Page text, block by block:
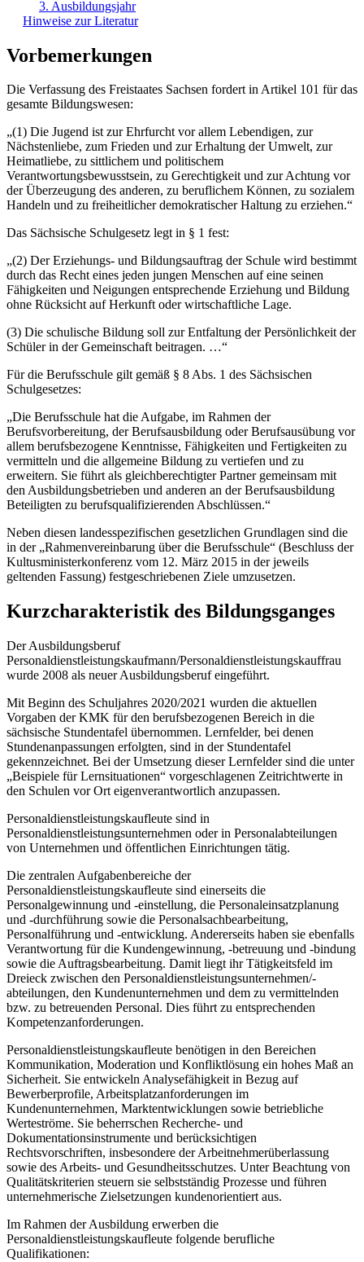
3. Ausbildungsjahr
Hinweise zur Literatur
Vorbemerkungen
Die Verfassung des Freistaates Sachsen fordert in Artikel 101 für das
gesamte Bildungswesen:
„(1) Die Jugend ist zur Ehrfurcht vor allem Lebendigen, zur
Nächstenliebe, zum Frieden und zur Erhaltung der Umwelt, zur
Heimatliebe, zu sittlichem und politischem
Verantwortungsbewusstsein, zu Gerechtigkeit und zur Achtung vor
der Überzeugung des anderen, zu beruflichem Können, zu sozialem
Handeln und zu freiheitlicher demokratischer Haltung zu erziehen.“
Das Sächsische Schulgesetz legt in § 1 fest:
„(2) Der Erziehungs- und Bildungsauftrag der Schule wird bestimmt
durch das Recht eines jeden jungen Menschen auf eine seinen
Fähigkeiten und Neigungen entsprechende Erziehung und Bildung
ohne Rücksicht auf Herkunft oder wirtschaftliche Lage.
(3) Die schulische Bildung soll zur Entfaltung der Persönlichkeit der
Schüler in der Gemeinschaft beitragen. …“
Für die Berufsschule gilt gemäß § 8 Abs. 1 des Sächsischen
Schulgesetzes:
„Die Berufsschule hat die Aufgabe, im Rahmen der
Berufsvorbereitung, der Berufsausbildung oder Berufsausübung vor
allem berufsbezogene Kenntnisse, Fähigkeiten und Fertigkeiten zu
vermitteln und die allgemeine Bildung zu vertiefen und zu
erweitern. Sie führt als gleichberechtigter Partner gemeinsam mit
den Ausbildungsbetrieben und anderen an der Berufsausbildung
Beteiligten zu berufsqualifizierenden Abschlüssen.“
Neben diesen landesspezifischen gesetzlichen Grundlagen sind die
in der „Rahmenvereinbarung über die Berufsschule“ (Beschluss der
Kultusministerkonferenz vom 12. März 2015 in der jeweils
geltenden Fassung) festgeschriebenen Ziele umzusetzen.
Kurzcharakteristik des Bildungsganges
Der Ausbildungsberuf
Personaldienstleistungskaufmann/Personaldienstleistungskauffrau
wurde 2008 als neuer Ausbildungsberuf eingeführt.
Mit Beginn des Schuljahres 2020/2021 wurden die aktuellen
Vorgaben der KMK für den berufsbezogenen Bereich in die
sächsische Stundentafel übernommen. Lernfelder, bei denen
Stundenanpassungen erfolgten, sind in der Stundentafel
gekennzeichnet. Bei der Umsetzung dieser Lernfelder sind die unter
„Beispiele für Lernsituationen“ vorgeschlagenen Zeitrichtwerte in
den Schulen vor Ort eigenverantwortlich anzupassen.
Personaldienstleistungskaufleute sind in
Personaldienstleistungsunternehmen oder in Personalabteilungen
von Unternehmen und öffentlichen Einrichtungen tätig.
Die zentralen Aufgabenbereiche der
Personaldienstleistungskaufleute sind einerseits die
Personalgewinnung und -einstellung, die Personaleinsatzplanung
und -durchführung sowie die Personalsachbearbeitung,
Personalführung und -entwicklung. Andererseits haben sie ebenfalls
Verantwortung für die Kundengewinnung, -betreuung und -bindung
sowie die Auftragsbearbeitung. Damit liegt ihr Tätigkeitsfeld im
Dreieck zwischen den Personaldienstleistungsunternehmen/-
abteilungen, den Kundenunternehmen und dem zu vermittelnden
bzw. zu betreuenden Personal. Dies führt zu entsprechenden
Kompetenzanforderungen.
Personaldienstleistungskaufleute benötigen in den Bereichen
Kommunikation, Moderation und Konfliktlösung ein hohes Maß an
Sicherheit. Sie entwickeln Analysefähigkeit in Bezug auf
Bewerberprofile, Arbeitsplatzanforderungen im
Kundenunternehmen, Marktentwicklungen sowie betriebliche
Werteströme. Sie beherrschen Recherche- und
Dokumentationsinstrumente und berücksichtigen
Rechtsvorschriften, insbesondere der Arbeitnehmerüberlassung
sowie des Arbeits- und Gesundheitsschutzes. Unter Beachtung von
Qualitätskriterien steuern sie selbstständig Prozesse und führen
unternehmerische Zielsetzungen kundenorientiert aus.
Im Rahmen der Ausbildung erwerben die
Personaldienstleistungskaufleute folgende berufliche
Qualifikationen: